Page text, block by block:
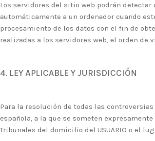
Los servidores del sitio web podrán
automáticamente a un ordenador cuando
procesamiento de los datos con el fin de
realizadas a los servidores web, el orden de
4. LEY APLICABLE Y JURISDICCIÓN
Para la resolución de todas las
española, a la que se someten
Tribunales del domicilio del USUARIO o el